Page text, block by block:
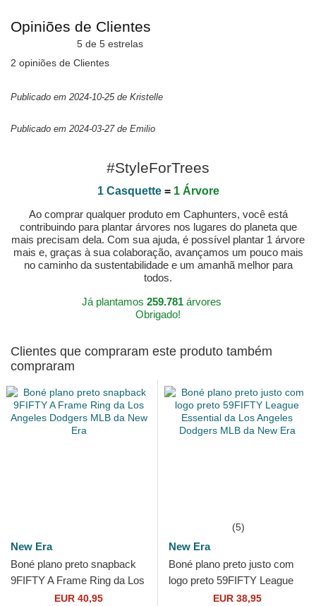
Opiniões de Clientes
5 de 5 estrelas
2 opiniões de Clientes
Publicado em 2024-10-25 de Kristelle
Publicado em 2024-03-27 de Emilio
#StyleForTrees
1 Casquette= 1 Árvore
Ao comprar qualquer produto em Caphunters, você está
contribuindo para plantar árvores nos lugares do planeta que
mais precisam dela. Com sua ajuda, é possível plantar 1 árvore
mais e, graças à sua colaboração, avançamos um pouco mais
no caminho da sustentabilidade e um amanhã melhor para
todos.
Já plantamos 259.781árvores
Obrigado!
Clientes que compraram este produto também
compraram
New Era
Boné plano preto snapback
9FIFTY A Frame Ring da Los
Angeles Dodgers MLB da
EUR 40,95
(5)
New Era
Boné plano preto justo com
logo preto 59FIFTY League
Essential da Los Angeles
EUR 38,95